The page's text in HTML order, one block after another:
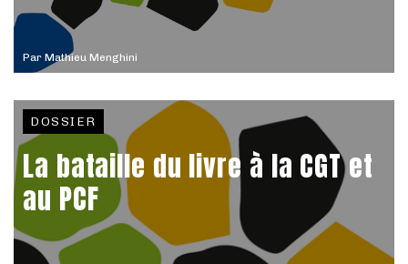
Par Mathieu Menghini
DOSSIER
La bataille du livre à la CGT et
au PCF